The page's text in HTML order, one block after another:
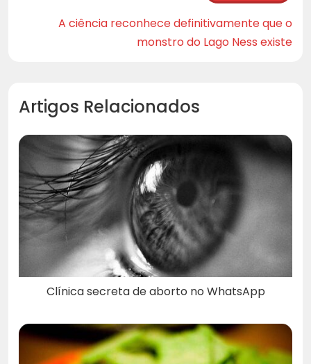
A ciência reconhece definitivamente que o
monstro do Lago Ness existe
Artigos Relacionados
Clínica secreta de aborto no WhatsApp